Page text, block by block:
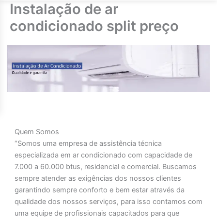
Instalação de ar
condicionado split preço
Quem Somos
“Somos uma empresa de assistência técnica
especializada em ar condicionado com capacidade de
7.000 a 60.000 btus, residencial e comercial. Buscamos
sempre atender as exigências dos nossos clientes
garantindo sempre conforto e bem estar através da
qualidade dos nossos serviços, para isso contamos com
uma equipe de profissionais capacitados para que